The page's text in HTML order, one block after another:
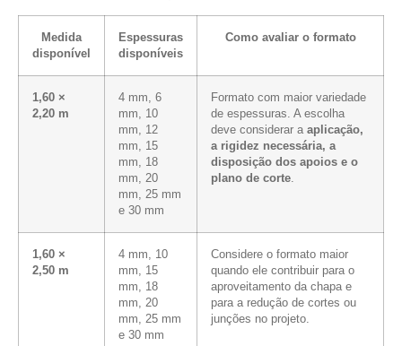
Medida
disponível
Espessuras
disponíveis
Como avaliar o formato
1,60 ×
2,20 m
4 mm, 6
mm, 10
mm, 12
mm, 15
mm, 18
mm, 20
mm, 25 mm
e 30 mm
Formato com maior variedade
de espessuras. A escolha
deve considerar a aplicação,
a rigidez necessária, a
disposição dos apoios e o
plano de corte.
1,60 ×
2,50 m
4 mm, 10
mm, 15
mm, 18
mm, 20
mm, 25 mm
e 30 mm
Considere o formato maior
quando ele contribuir para o
aproveitamento da chapa e
para a redução de cortes ou
junções no projeto.